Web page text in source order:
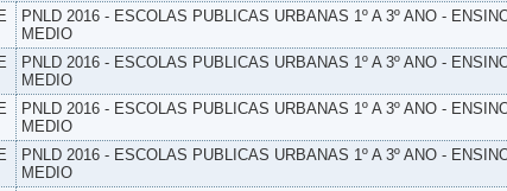
PNLD 2016 - ESCOLAS PUBLICAS URBANAS 1º A 3º ANO -
MEDIO
PNLD 2016 - ESCOLAS PUBLICAS URBANAS 1º A 3º ANO -
MEDIO
PNLD 2016 - ESCOLAS PUBLICAS URBANAS 1º A 3º ANO -
MEDIO
PNLD 2016 - ESCOLAS PUBLICAS URBANAS 1º A 3º ANO -
MEDIO